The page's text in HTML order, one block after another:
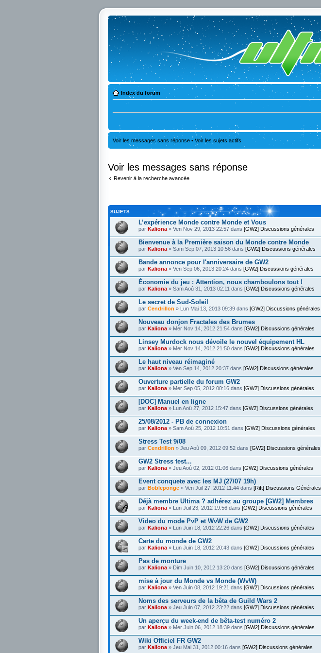
Index du forum
Voir les messages sans réponse • Voir les sujets actifs
Voir les messages sans réponse
Revenir à la recherche avancée
SUJETS
L’expérience Monde contre Monde et Vous
par Kaliona » Ven Nov 29, 2013 22:57 dans [GW2] Discussions générales
Bienvenue à la Première saison du Monde contre Monde
par Kaliona » Sam Sep 07, 2013 10:56 dans [GW2] Discussions générales
Bande annonce pour l'anniversaire de GW2
par Kaliona » Ven Sep 06, 2013 20:24 dans [GW2] Discussions générales
Économie du jeu : Attention, nous chamboulons tout !
par Kaliona » Sam Aoû 31, 2013 02:11 dans [GW2] Discussions générales
Le secret de Sud-Soleil
par Cendrillon » Lun Mai 13, 2013 09:39 dans [GW2] Discussions générales
Nouveau donjon Fractales des Brumes
par Kaliona » Mer Nov 14, 2012 21:54 dans [GW2] Discussions générales
Linsey Murdock nous dévoile le nouvel équipement HL
par Kaliona » Mer Nov 14, 2012 21:50 dans [GW2] Discussions générales
Le haut niveau réimaginé
par Kaliona » Ven Sep 14, 2012 20:37 dans [GW2] Discussions générales
Ouverture partielle du forum GW2
par Kaliona » Mer Sep 05, 2012 00:16 dans [GW2] Discussions générales
[DOC] Manuel en ligne
par Kaliona » Lun Aoû 27, 2012 15:47 dans [GW2] Discussions générales
25/08/2012 - PB de connexion
par Kaliona » Sam Aoû 25, 2012 10:51 dans [GW2] Discussions générales
Stress Test 9/08
par Cendrillon » Jeu Aoû 09, 2012 09:52 dans [GW2] Discussions générales
GW2 Stress test...
par Kaliona » Jeu Aoû 02, 2012 01:06 dans [GW2] Discussions générales
Event conquete avec les MJ (27/07 19h)
par Bobleponge » Ven Juil 27, 2012 11:44 dans [Rift] Discussions Générales
Déjà membre Ultima ? adhérez au groupe [GW2] Membres
par Kaliona » Lun Juil 23, 2012 19:56 dans [GW2] Discussions générales
Video du mode PvP et WvW de GW2
par Kaliona » Lun Juin 18, 2012 22:26 dans [GW2] Discussions générales
Carte du monde de GW2
par Kaliona » Lun Juin 18, 2012 20:43 dans [GW2] Discussions générales
Pas de monture
par Kaliona » Dim Juin 10, 2012 13:20 dans [GW2] Discussions générales
mise à jour du Monde vs Monde (WvW)
par Kaliona » Ven Juin 08, 2012 19:21 dans [GW2] Discussions générales
Noms des serveurs de la bêta de Guild Wars 2
par Kaliona » Jeu Juin 07, 2012 23:22 dans [GW2] Discussions générales
Un aperçu du week-end de bêta-test numéro 2
par Kaliona » Mer Juin 06, 2012 18:39 dans [GW2] Discussions générales
Wiki Officiel FR GW2
par Kaliona » Jeu Mai 31, 2012 00:16 dans [GW2] Discussions générales